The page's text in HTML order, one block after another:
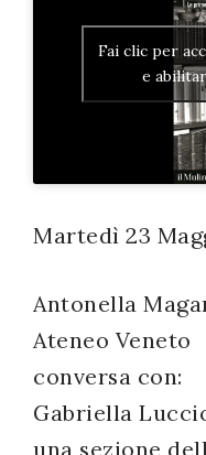
Fai clic per
e
Martedì 23
Antonella
Ateneo Veneto
conversa con:
Gabriella
una sezione
miei dati
personali in
196/03
successo!